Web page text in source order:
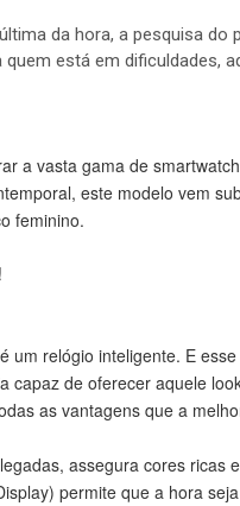
da hora, a pesquisa do
está em dificuldades,
a vasta gama de
este modelo vem
feminino.
um relógio inteligente. E
capaz de oferecer aquele
as vantagens que a
assegura cores ricas
permite que a hora